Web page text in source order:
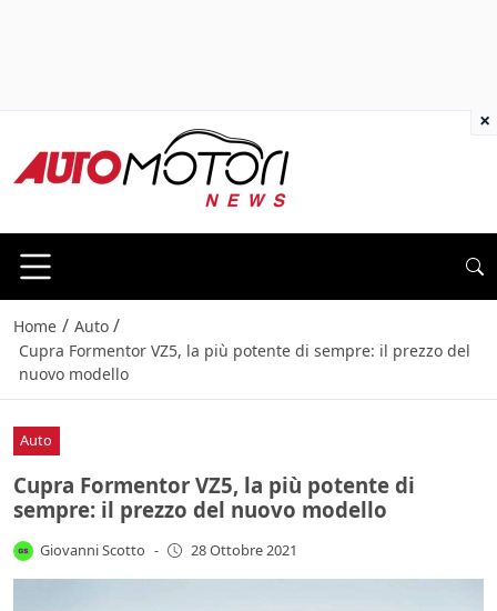
Home / Auto /
Cupra Formentor VZ5, la più potente di sempre: il prezzo del
nuovo modello
Auto
Cupra Formentor VZ5, la più potente di
sempre: il prezzo del nuovo modello
Giovanni Scotto - 28 Ottobre 2021
×